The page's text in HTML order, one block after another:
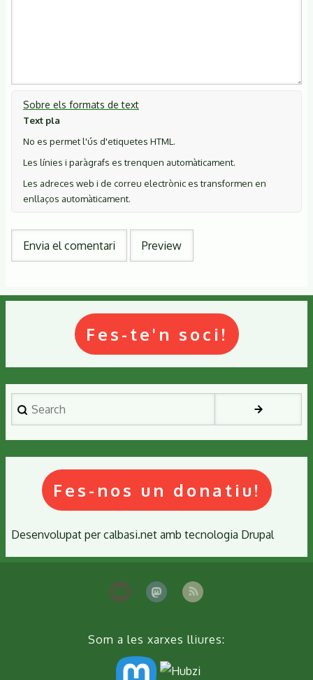
Sobre els formats de text
Text pla
No es permet l'ús d'etiquetes HTML.
Les línies i paràgrafs es trenquen automàticament.
Les adreces web i de correu electrònic es transformen en
enllaços automàticament.
Fes-te'n soci!
Search
Fes-nos un donatiu!
Desenvolupat percalbasi.net amb tecnologia Drupal
Som a les xarxes lliures: